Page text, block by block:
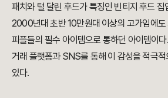
패치와 털 달린 후드가 특징인 빈티지 후드
2000년대 초반 10만원대 이상의 고가임에도
피플들의 필수 아이템으로 통하던 아이템이
거래 플랫폼과 SNS를 통해 이 감성을 적극
있다.